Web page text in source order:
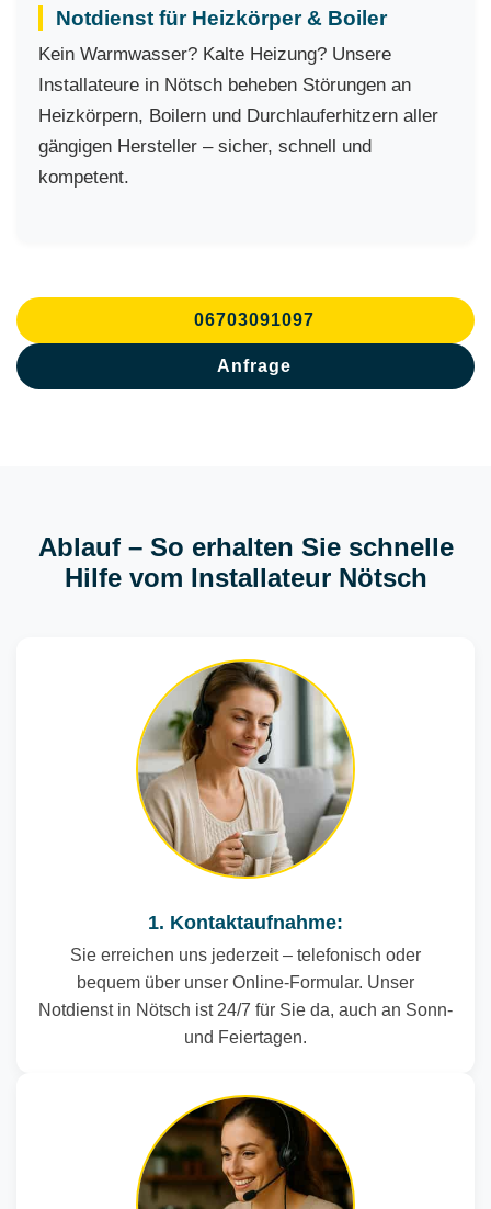
Notdienst für Heizkörper & Boiler
Kein Warmwasser? Kalte Heizung? Unsere
Installateure in Nötsch beheben Störungen an
Heizkörpern, Boilern und Durchlauferhitzern aller
gängigen Hersteller – sicher, schnell und
kompetent.
06703091097
Anfrage
Ablauf – So erhalten Sie schnelle
Hilfe vom Installateur Nötsch
1. Kontaktaufnahme:
Sie erreichen uns jederzeit – telefonisch oder
bequem über unser Online-Formular. Unser
Notdienst in Nötsch ist 24/7 für Sie da, auch an Sonn-
und Feiertagen.